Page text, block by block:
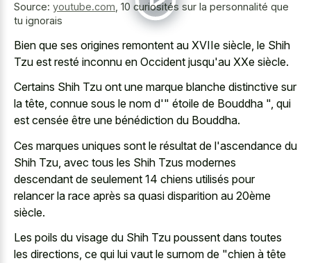
Source: youtube.com 10 curiosités sur la personnalité que
tu ignorais
Bien que ses origines remontent au XVIIe siècle, le Shih
Tzu est resté inconnu en Occident jusqu'au XXe siècle.
Certains Shih Tzu ont une marque blanche distinctive sur
la tête, connue sous le nom d'" étoile de Bouddha ", qui
est censée être une bénédiction du Bouddha.
Ces marques uniques sont le résultat de l'ascendance du
Shih Tzu, avec tous les Shih Tzus modernes
descendant de seulement 14 chiens utilisés pour
relancer la race après sa quasi disparition au 20ème
siècle.
Les poils du visage du Shih Tzu poussent dans toutes
les directions, ce qui lui vaut le surnom de "chien à tête